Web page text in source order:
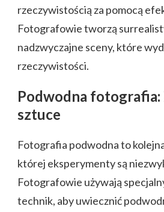
rzeczywistością za pomocą
Fotografowie tworzą
nadzwyczajne sceny, które
rzeczywistości.
Podwodna fotografia:
sztuce
Fotografia podwodna to
której eksperymenty są
Fotografowie używają
technik, aby uwiecznić